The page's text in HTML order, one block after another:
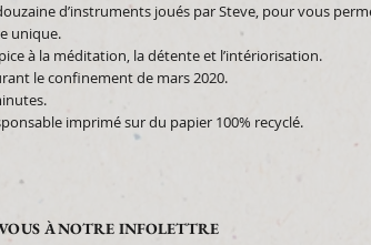
d’instruments joués par Steve, pour vous
unique.
à la méditation, la détente et l’intériorisation.
le confinement de mars 2020.
imprimé sur du papier 100% recyclé.
À NOTRE INFOLETTRE